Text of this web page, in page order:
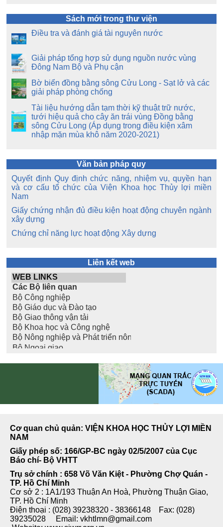
Sách mới trong thư viện
Điều tra và đánh giá tài nguyên nước
Giải pháp tổng hợp sử dụng nguồn nước vùng
Đông Nam Bộ và Phụ cận
Bờ biển đồng bằng sông Cửu Long - Sạt lở và các
giải pháp phòng chống
Tài liệu hướng dẫn tạm thời kỹ thuật trữ nước,
tưới hiệu quả cho cây ăn trái vùng Đồng bằng
sông Cửu Long (Áp dụng trong điều kiện xâm
nhập mặn mùa khô năm 2020-2021)
Văn bản pháp quy
Quyết định Quy định chức năng, nhiệm vụ, quyền hạn
và cơ cấu tổ chức của Viện Khoa học Thủy lợi miền
Nam
Giấy chứng nhận đủ điều kiện hoạt động chuyên ngành
xây dựng
Chứng chỉ năng lực hoạt động Xây dựng
Liên kết web
Cơ quan chủ quản: VIỆN KHOA HỌC THỦY LỢI MIỀN
NAM
Giấy phép số: 166/GP-BC ngày 02/5/2007 của Cục
Báo chí- Bộ VHTT
Trụ sở chính : 658 Võ Văn Kiệt - Phường Chợ Quán -
TP. Hồ Chí Minh
Cơ sở 2 : 1A1/193 Thuận An Hoà, Phường Thuận Giao,
TP. Hồ Chí Minh
Điện thoại : (028) 39238320 - 38366148 Fax: (028)
39235028 Email: vkhtlmn@gmail.com